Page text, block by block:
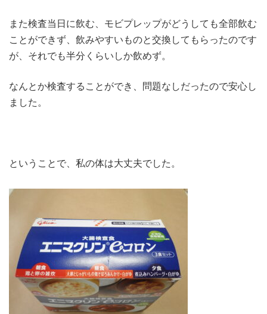
また検査当日に飲む、モビプレップがどうしても全部飲む
ことができず、飲みやすいものと交換してもらったのです
が、それでも半分くらいしか飲めず。
なんとか検査することができ、問題なしだったので安心し
ました。
ということで、私の体は大丈夫でした。